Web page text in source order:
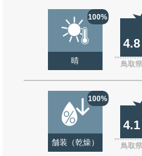
100%
晴
4.8
鳥取県
100%
舗装（乾燥）
4.1
鳥取県